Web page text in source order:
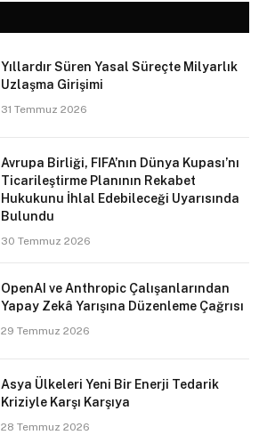
Yıllardır Süren Yasal Süreçte Milyarlık
Uzlaşma Girişimi
31 Temmuz 2026
Avrupa Birliği, FIFA’nın Dünya Kupası’nı
Ticarileştirme Planının Rekabet
Hukukunu İhlal Edebileceği Uyarısında
Bulundu
30 Temmuz 2026
OpenAI ve Anthropic Çalışanlarından
Yapay Zekâ Yarışına Düzenleme Çağrısı
29 Temmuz 2026
Asya Ülkeleri Yeni Bir Enerji Tedarik
Kriziyle Karşı Karşıya
28 Temmuz 2026